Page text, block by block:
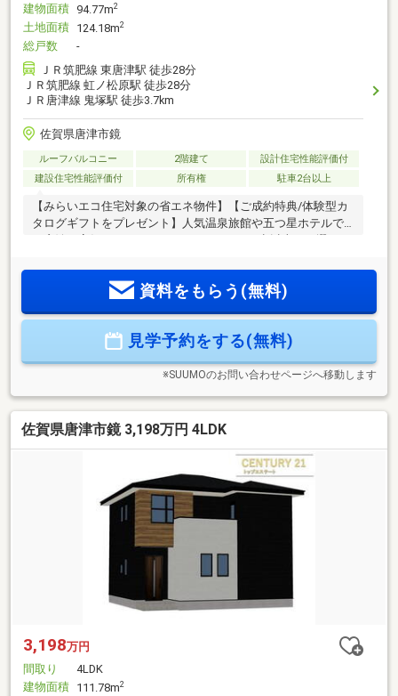
建物面積 94.77m2
土地面積 124.18m2
総戸数
-
ＪＲ筑肥線 東唐津駅 徒歩28分
ＪＲ筑肥線 虹ノ松原駅 徒歩28分
ＪＲ唐津線 鬼塚駅 徒歩3.7km
佐賀県唐津市鏡
ルーフバルコニー 2階建て
設計住宅性能評価付
建設住宅性能評価付
所有権 駐車2台以上
【みらいエコ住宅対象の省エネ物件】【ご成約特典/体験型カ
タログギフトをプレゼント】人気温泉旅館や五つ星ホテルで
子様も無理なく通えます♪■リビング16帖/全室にクロゼット/
物入。■雨の日のお洗濯にも最適、南向きのバルコニーは陽当
い物に嬉しい、まいづる鏡店は徒歩6分■SAFE365で地震の揺
れを吸収する家「クワイエ」■フラット35S対象物件
資料をもらう(無料)
見学予約をする(無料)
※SUUMOのお問い合わせページへ移動します
佐賀県唐津市鏡 3,198万円 4LDK
3,198万円
間取り
4LDK
建物面積 111.78m2